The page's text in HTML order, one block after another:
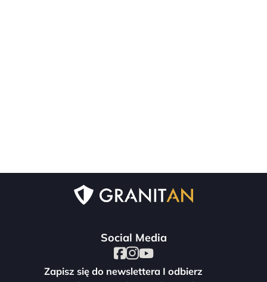
Social Media
Zapisz się do newslettera I odbierz